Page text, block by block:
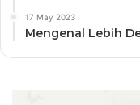
17 May 2023
Mengenal Lebih